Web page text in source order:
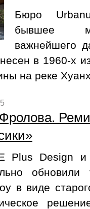
Бюро
бывшее
важнейшего
в 1960-х
на реке
Plus Design и
в виде